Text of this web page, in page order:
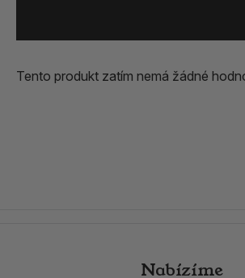
Tento produkt zatím nemá žádné
Nabízíme